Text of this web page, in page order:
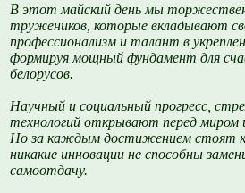
В этот майский день мы
тружеников, которые вкладывают
профессионализм и талант в
формируя мощный фундамент для
белорусов.
Научный и социальный прогресс,
технологий открывают перед
Но за каждым достижением стоят
никакие инновации не способны
самоотдачу.